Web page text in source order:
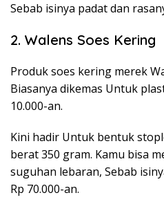
Sebab isinya padat dan
2. Walens Soes Kering
Produk soes kering merek
Biasanya dikemas Untuk
10.000-an.
Kini hadir Untuk bentuk
berat 350 gram. Kamu bisa
suguhan lebaran, Sebab
Rp 70.000-an.